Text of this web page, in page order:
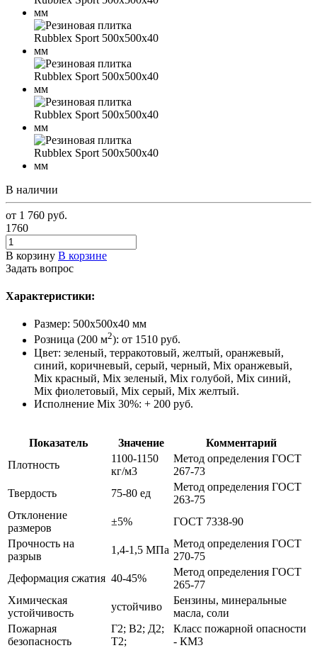
В наличии
от 1 760 руб.
1760
В корзину В корзине
Задать вопрос
Характеристики:
Размер: 500x500x40 мм
Розница (200 м2): от 1510 руб.
Цвет: зеленый, терракотовый, желтый, оранжевый,
синий, коричневый, серый, черный, Mix оранжевый,
Mix красный, Mix зеленый, Mix голубой, Mix синий,
Mix фиолетовый, Mix серый, Mix желтый.
Исполнение Mix 30%: + 200 руб.
Показатель Значение
Комментарий
Плотность
1100-1150
кг/м3
Метод определения ГОСТ
267-73
Твердость
75-80 ед
Метод определения ГОСТ
263-75
Отклонение
размеров
±5%
ГОСТ 7338-90
Прочность на
разрыв
1,4-1,5 МПа
Метод определения ГОСТ
270-75
Деформация сжатия 40-45%
Метод определения ГОСТ
265-77
Химическая
устойчивость
устойчиво
Бензины, минеральные
масла, соли
Пожарная
безопасность
Г2; В2; Д2;
Т2;
Класс пожарной опасности
- КМ3